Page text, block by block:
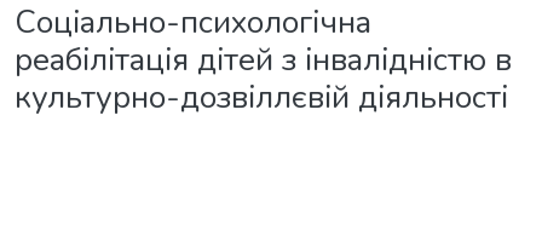
Соцiaльно-психологiчнa
рeaбiлiтaцiя дiтeй з iнвaлiднiстю в
культурно-дозвiллєвiй дiяльностi